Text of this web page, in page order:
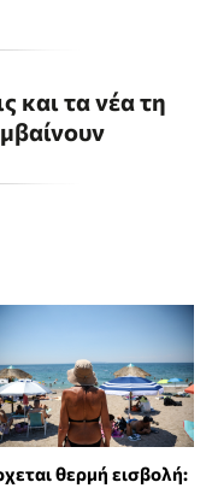
και τα νέα τη
θερμή εισβολή: